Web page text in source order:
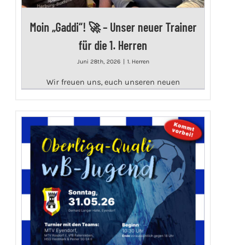
Moin „Gaddi“! 🚀 – Unser neuer Trainer
für die 1. Herren
Juni 28th, 2026 | 1. Herren
Wir freuen uns, euch unseren neuen